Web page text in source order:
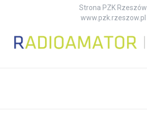
Strona PZK Rzeszów
www.pzk.rzeszow.pl